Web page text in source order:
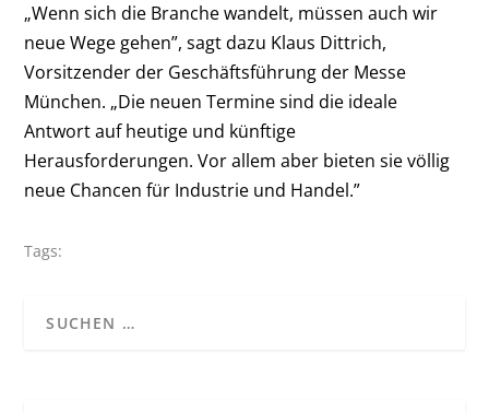
„Wenn sich die Branche wandelt, müssen auch wir
neue Wege gehen”, sagt dazu Klaus Dittrich,
Vorsitzender der Geschäftsführung der Messe
München. „Die neuen Termine sind die ideale
Antwort auf heutige und künftige
Herausforderungen. Vor allem aber bieten sie völlig
neue Chancen für Industrie und Handel.”
Tags: